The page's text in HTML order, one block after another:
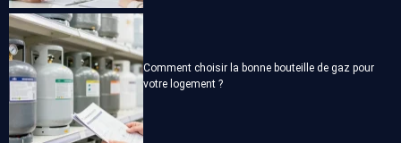
Comment choisir la bonne bouteille de gaz pour
votre logement ?